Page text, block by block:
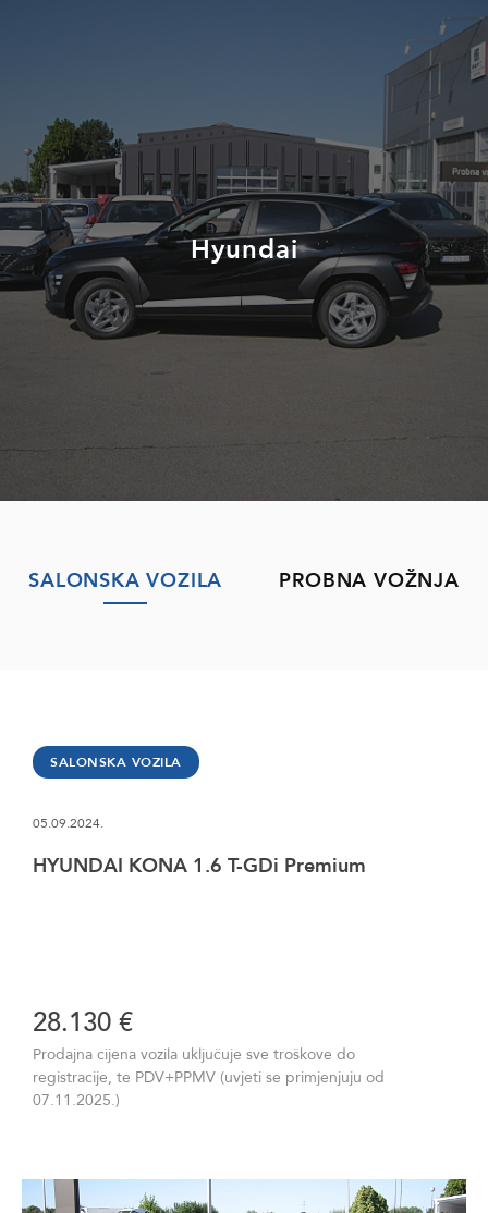
Hyundai
SALONSKA VOZILA PROBNA VOŽNJA
SALONSKA VOZILA
05.09.2024.
HYUNDAI KONA 1.6 T-GDi Premium
28.130 €
Prodajna cijena vozila uključuje sve troškove do
registracije, te PDV+PPMV (uvjeti se primjenjuju od
07.11.2025.)